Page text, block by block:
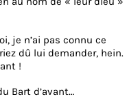
je n’ai pas connu ce
dû lui demander, hein.
!
Bart d’avant…